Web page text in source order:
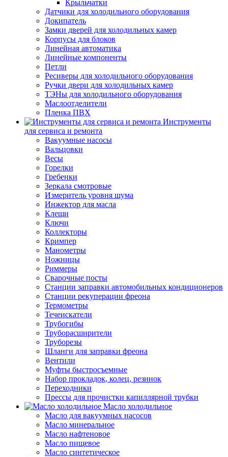
Крыльчатки
Датчики для холодильного оборудования
Докипатель
Замки дверей для холодильных камер
Корпусы для блоков
Линейная автоматика
Линейные компоненты
Петли
Ресиверы для холодильного оборудования
Ручки двери для холодильных камер
ТЭНы для холодильного оборудования
Маслоотделители
Пленка ПВХ
Инструменты
для сервиса и ремонта
Вакуумные насосы
Вальцовки
Весы
Горелки
Гребенки
Зеркала смотровые
Измеритель уровня шума
Инжектор для масла
Клещи
Ключи
Коллекторы
Кримпер
Манометры
Ножницы
Риммеры
Сварочные посты
Станции заправки автомобильных кондиционеров
Станции рекуперации фреона
Термометры
Течеискатели
Трубогибы
Труборасширители
Труборезы
Шланги для заправки фреона
Вентили
Муфты быстросъемные
Набор прокладок, колец, резинок
Переходники
Прессы для прочистки капиллярной трубки
Масло холодильное
Масло для вакуумных насосов
Масло минеральное
Масло нафтеновое
Масло пищевое
Масло синтетическое